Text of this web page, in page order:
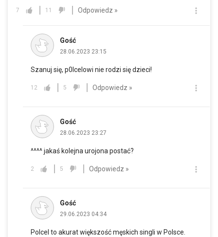
7 11 Odpowiedz »
Gość
28.06.2023 23:15
Szanuj się, p0lcelowi nie rodzi się dzieci!
12 5 Odpowiedz »
Gość
28.06.2023 23:27
^^^^ jakaś kolejna urojona postać?
2 5 Odpowiedz »
Gość
29.06.2023 04:34
Polcel to akurat większość męskich singli w Polsce.